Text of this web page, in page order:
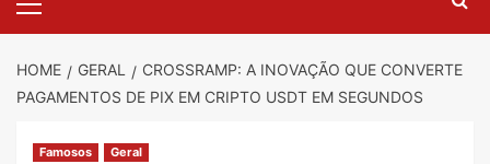
Menu
HOME GERAL
CROSSRAMP: A INOVAÇÃO QUE CONVERTE
PAGAMENTOS DE PIX EM CRIPTO USDT EM SEGUNDOS
Famosos Geral